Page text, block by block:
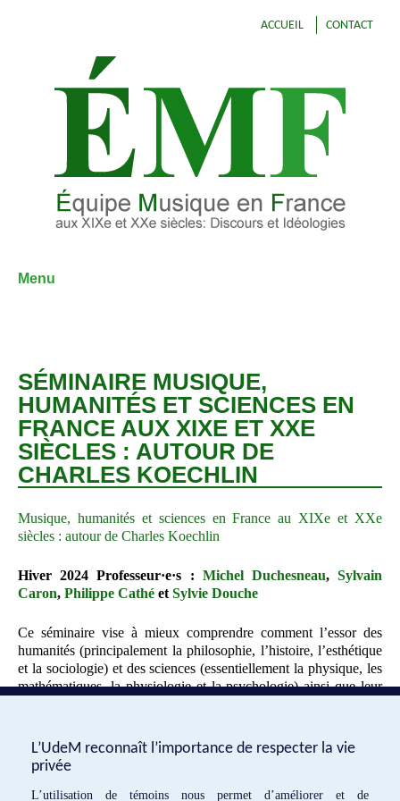
ACCUEIL CONTACT
Menu
SÉMINAIRE MUSIQUE,
HUMANITÉS ET SCIENCES EN
FRANCE AUX XIXE ET XXE
SIÈCLES : AUTOUR DE
CHARLES KOECHLIN
Musique, humanités et sciences en France au XIXe et XXe
siècles : autour de Charles Koechlin
Hiver 2024 Professeur·e·s : Michel Duchesneau,Sylvain
Caron, Philippe Cathé et Sylvie Douche
Ce séminaire vise à mieux comprendre comment l’essor des
humanités (principalement la philosophie, l’histoire, l’esthétique
et la sociologie) et des sciences (essentiellement la physique, les
mathématiques, la physiologie et la psychologie) ainsi que leur
français entre le milieu du XIXe siècle et le milieu du XXe
siècle.
Exposition photographique Des membres de l’ÉMF au colloque
L’UdeM reconnaît l’importance de respecter la vie
privée
L’utilisation de témoins nous permet d’améliorer et de